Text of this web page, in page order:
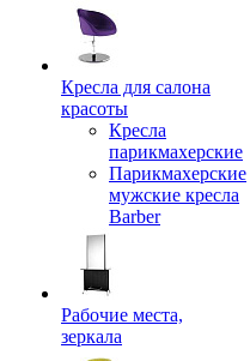
Кресла для салона
красоты
Кресла
парикмахерские
Парикмахерские
мужские кресла
Barber
Рабочие места,
зеркала